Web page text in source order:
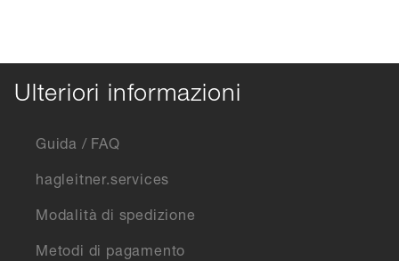
Ulteriori informazioni
Guida / FAQ
hagleitner.services
Modalità di spedizione
Metodi di pagamento